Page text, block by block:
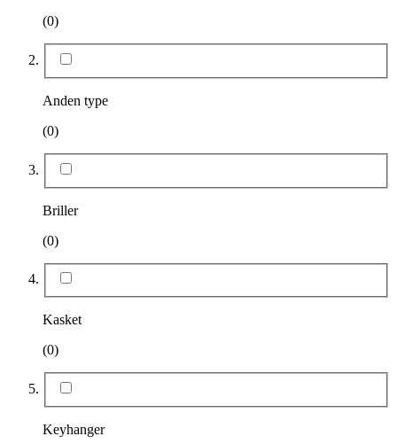
(0)
Anden type
(0)
Briller
(0)
Kasket
(0)
Keyhanger